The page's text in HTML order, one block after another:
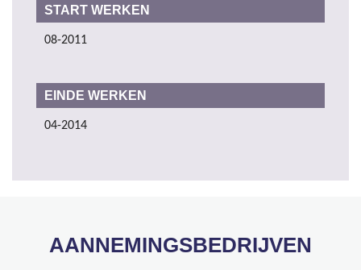
START WERKEN
08-2011
EINDE WERKEN
04-2014
AANNEMINGSBEDRIJVEN